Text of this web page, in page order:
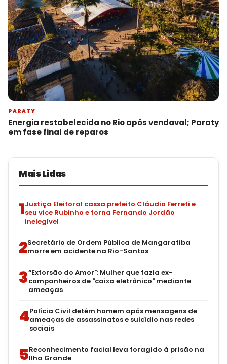
PARATY
Energia restabelecida no Rio após vendaval; Paraty
em fase final de reparos
Mais Lidas
1Justiça Eleitoral cassa prefeito Cláudio Ferreti e
seu vice Rubinho e torna Fernando Jordão
inelegível
2Secretário de Ordem Pública de Mangaratiba
morre em acidente na Rio-Santos
3“Extorsão do Amor": Mulher que fazia ex-
companheiros de "caixa eletrônico" mediante
ameaças
4Polícia Civil detém homem após mensagens de
ameaças de assassinatos e suicídio nas redes
sociais
5Reconhecimento facial leva foragido à prisão na
Ilha Grande